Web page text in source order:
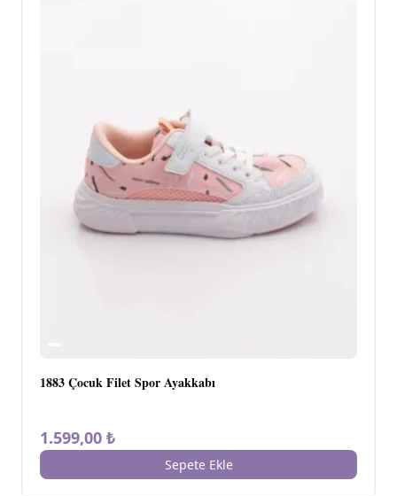
1883 Çocuk Filet Spor Ayakkabı
1.599,00 ₺
Sepete Ekle